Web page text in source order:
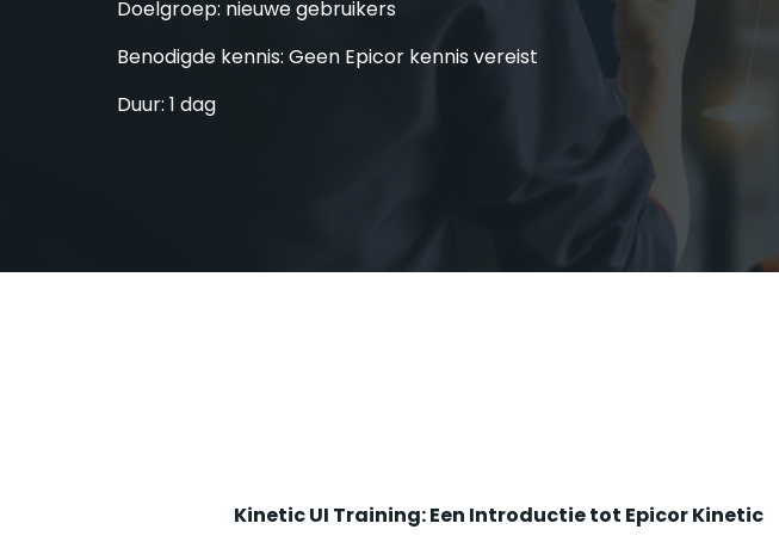
Doelgroep: nieuwe gebruikers
Benodigde kennis: Geen Epicor kennis vereist
Duur: 1 dag
Kinetic UI Training: Een Introductie tot Epicor Kinetic